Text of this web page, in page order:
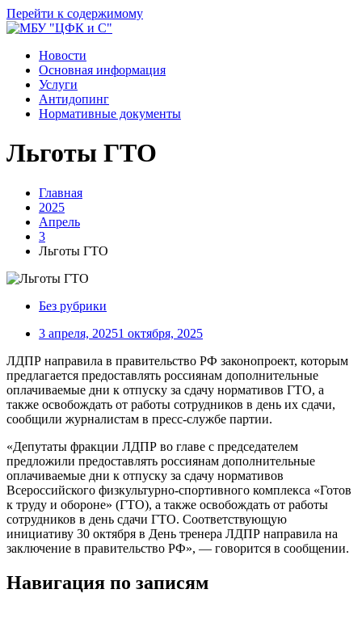
Перейти к содержимому
Новости
Основная информация
Услуги
Антидопинг
Нормативные документы
Льготы ГТО
Главная
2025
Апрель
3
Льготы ГТО
Без рубрики
3 апреля, 20251 октября, 2025
ЛДПР направила в правительство РФ законопроект, которым
предлагается предоставлять россиянам дополнительные
оплачиваемые дни к отпуску за сдачу нормативов ГТО, а
также освобождать от работы сотрудников в день их сдачи,
сообщили журналистам в пресс-службе партии.
«Депутаты фракции ЛДПР во главе с председателем
предложили предоставлять россиянам дополнительные
оплачиваемые дни к отпуску за сдачу нормативов
Всероссийского физкультурно-спортивного комплекса «Готов
к труду и обороне» (ГТО), а также освобождать от работы
сотрудников в день сдачи ГТО. Соответствующую
инициативу 30 октября в День тренера ЛДПР направила на
заключение в правительство РФ», — говорится в сообщении.
Навигация по записям